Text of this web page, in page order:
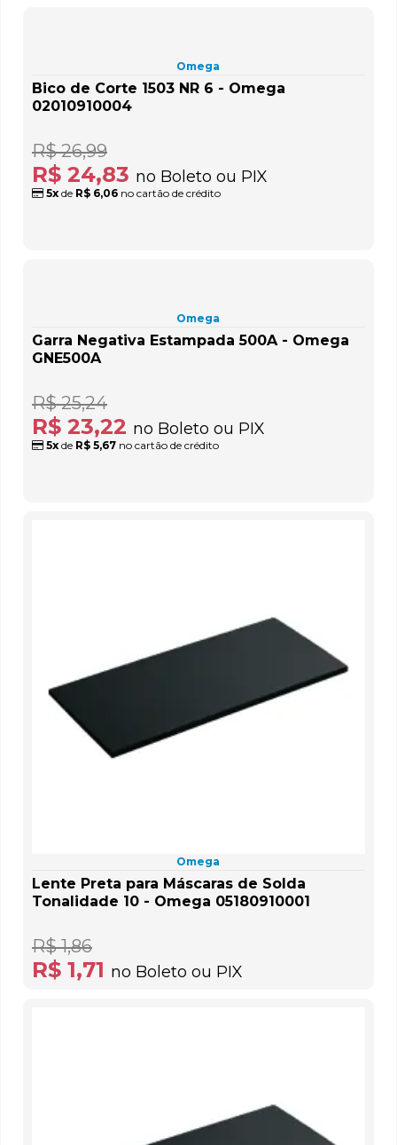
Omega
Bico de Corte 1503 NR 6 - Omega
02010910004
R$ 24,83 no Boleto ou PIX
R$ 26,99
5x de R$ 6,06 no cartão de crédito
Omega
Garra Negativa Estampada 500A - Omega
GNE500A
R$ 23,22 no Boleto ou PIX
R$ 25,24
5x de R$ 5,67 no cartão de crédito
Omega
Lente Preta para Máscaras de Solda
Tonalidade 10 - Omega 05180910001
R$ 1,71 no Boleto ou PIX
R$ 1,86